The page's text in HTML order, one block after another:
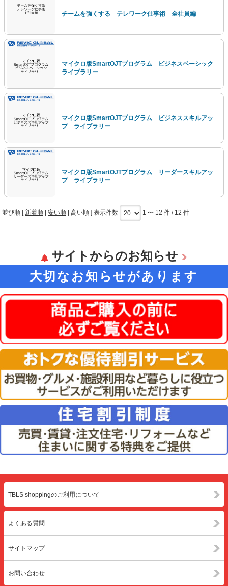
チームを強くする テレワーク仕事術 全社員編
マイクロ版SmartOJTプログラム ビジネスベーシック
ライブラリー
マイクロ版SmartOJTプログラム ビジネススキルアッ
プ ライブラリー
マイクロ版SmartOJTプログラム リーダースキルアッ
プ ライブラリー
並び順 [新着順 安い順 高い順 ] 表示件数 1 〜 12 件 / 12 件
サイトからのお知らせ
大切なお知らせがあります
TBLS shoppingのご利用について
よくある質問
サイトマップ
お問い合わせ